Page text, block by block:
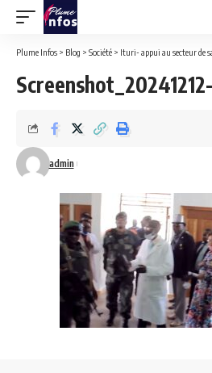
Plume Infos > Blog > Société > Ituri- appui au secteur de santé : le gouverneur militaire
admin